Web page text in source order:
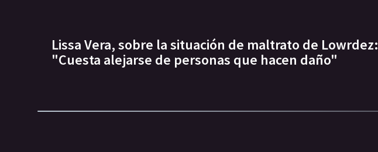
Lissa Vera, sobre la situación de maltrato de Lowrdez:
"Cuesta alejarse de personas que hacen daño"